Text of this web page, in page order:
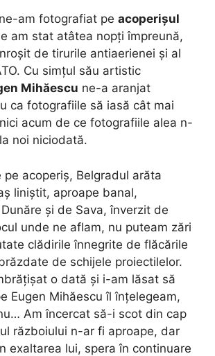
am fotografiat pe acoperișul
am stat atâtea nopți împreună,
de tirurile antiaerienei și al
Cu simțul său artistic
Mihăescu ne-a aranjat
ca fotografiile să iasă cât mai
acum de ce fotografiile alea n-
noi niciodată.
pe acoperiș, Belgradul arăta
liniștit, aproape banal,
și de Sava, înverzit de
unde ne aflam, nu puteam zări
clădirile înnegrite de flăcările
de schijele proiectilelor.
o dată și i-am lăsat să
Eugen Mihăescu îl înțelegeam,
Am încercat să-i scot din cap
războiului n-ar fi aproape, dar
exaltarea lui, spera în continuare